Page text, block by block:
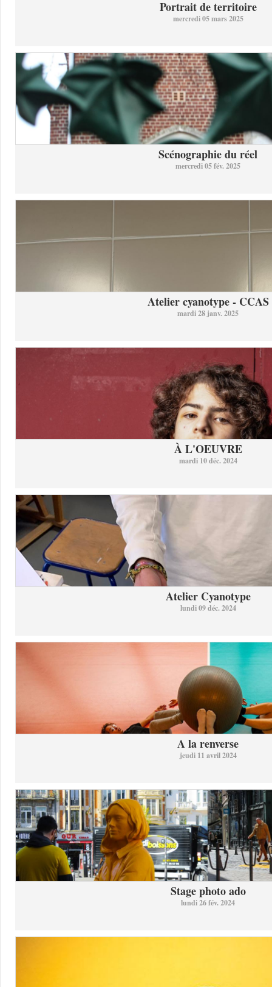
Portrait de territoire
mercredi 05 mars 2025
Scénographie du réel
mercredi 05 fév. 2025
Atelier cyanotype - CCAS
mardi 28 janv. 2025
À L'OEUVRE
mardi 10 déc. 2024
Atelier Cyanotype
lundi 09 déc. 2024
A la renverse
jeudi 11 avril 2024
Stage photo ado
lundi 26 fév. 2024